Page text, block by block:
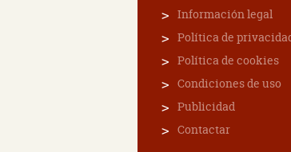
Información legal
Política de
Política de cookies
Condiciones de uso
Publicidad
Contactar